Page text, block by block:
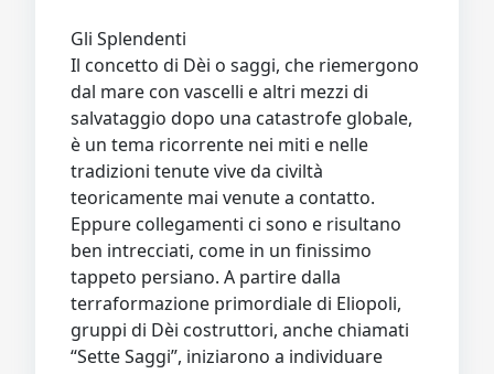
Gli Splendenti
Il concetto di Dèi o saggi, che riemergono
dal mare con vascelli e altri mezzi di
salvataggio dopo una catastrofe globale,
è un tema ricorrente nei miti e nelle
tradizioni tenute vive da civiltà
teoricamente mai venute a contatto.
Eppure collegamenti ci sono e risultano
ben intrecciati, come in un finissimo
tappeto persiano. A partire dalla
terraformazione primordiale di Eliopoli,
gruppi di Dèi costruttori, anche chiamati
“Sette Saggi”, iniziarono a individuare